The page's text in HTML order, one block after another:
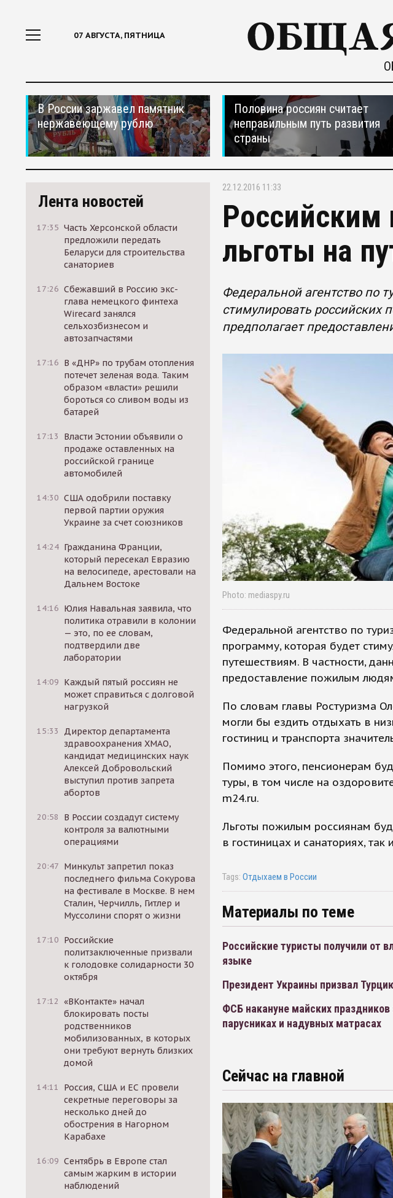
07 АВГУСТА, ПЯТНИЦА
В России заржавел памятник
нержавеющему рублю
Половина россиян считает
неправильным путь развития
страны
Лента новостей
17:35 Часть Херсонской области
предложили передать
Беларуси для строительства
санаториев
17:26 Сбежавший в Россию экс-
глава немецкого финтеха
Wirecard занялся
сельхозбизнесом и
автозапчастями
17:16 В «ДНР» по трубам отопления
потечет зеленая вода. Таким
образом «власти» решили
бороться со сливом воды из
батарей
17:13
Власти Эстонии объявили о
продаже оставленных на
российской границе
автомобилей
14:30 США одобрили поставку
первой партии оружия
Украине за счет союзников
14:24 Гражданина Франции,
который пересекал Евразию
на велосипеде, арестовали на
Дальнем Востоке
14:16 Юлия Навальная заявила, что
политика отравили в колонии
— это, по ее словам,
подтвердили две
лаборатории
14:09 Каждый пятый россиян не
может справиться с долговой
нагрузкой
15:33
Директор департамента
здравоохранения ХМАО,
кандидат медицинских наук
Алексей Добровольский
выступил против запрета
абортов
20:58
В России создадут систему
контроля за валютными
операциями
20:47 Минкульт запретил показ
последнего фильма Сокурова
на фестивале в Москве. В нем
Сталин, Черчилль, Гитлер и
Муссолини спорят о жизни
17:10 Российские
политзаключенные призвали
к голодовке солидарности 30
октября
17:12 «ВКонтакте» начал
блокировать посты
родственников
мобилизованных, в которых
они требуют вернуть близких
домой
14:11
Россия, США и ЕС провели
секретные переговоры за
несколько дней до
обострения в Нагорном
Карабахе
16:09 Сентябрь в Европе стал
самым жарким в истории
наблюдений
22.12.2016 11:33
Российским
льготы на
Федеральной агентство по
стимулировать российских
предполагает
Photo: mediaspy.ru
Федеральной агентство по
программу, которая будет
путешествиям. В частности,
предоставление пожилым
По словам главы Ростуризма
могли бы ездить отдыхать в
гостиниц и транспорта
Помимо этого, пенсионерам
туры, в том числе на
m24.ru.
Льготы пожилым россиянам
в гостиницах и санаториях,
Tags: Отдыхаем в России
Материалы по теме
Российские туристы получили от
языке
Президент Украины призвал
ФСБ накануне майских
парусниках и надувных матрасах
Сейчас на главной